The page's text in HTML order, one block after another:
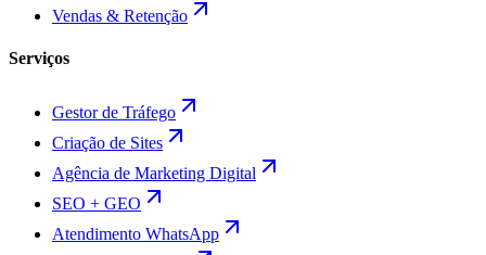
Vendas & Retenção
Serviços
Gestor de Tráfego
Criação de Sites
Agência de Marketing Digital
SEO + GEO
Atendimento WhatsApp